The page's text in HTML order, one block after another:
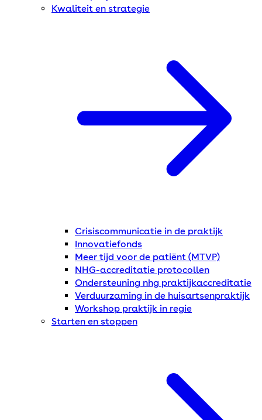
Kwaliteit en strategie
Crisiscommunicatie in de praktijk
Innovatiefonds
Meer tijd voor de patiënt (MTVP)
NHG-accreditatie protocollen
Ondersteuning nhg praktijkaccreditatie
Verduurzaming in de huisartsenpraktijk
Workshop praktijk in regie
Starten en stoppen